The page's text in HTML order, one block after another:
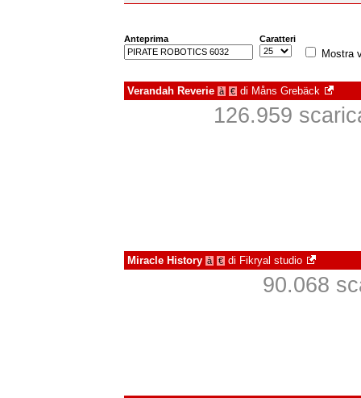
Anteprima Caratteri
Mostra
Verandah Reverie à € di Måns Grebäck
126.959
Miracle History à € di Fikryal studio
90.068